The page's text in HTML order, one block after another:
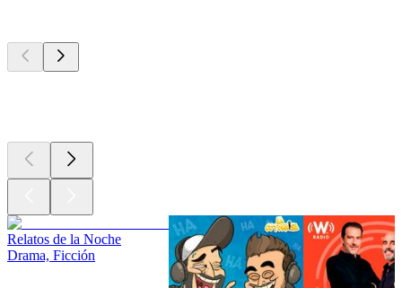
Relatos de la Noche
Drama, Ficción